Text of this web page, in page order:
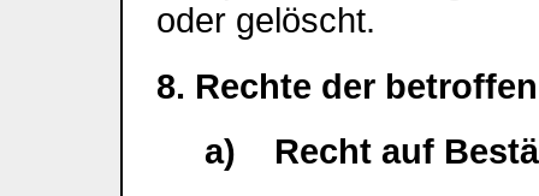
oder gelöscht.
8. Rechte der
a) Recht auf